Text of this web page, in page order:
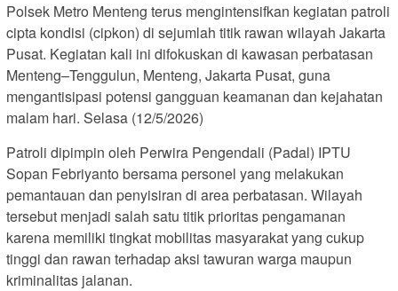
Polsek Metro Menteng terus mengintensifkan kegiatan patroli
cipta kondisi (cipkon) di sejumlah titik rawan wilayah Jakarta
Pusat. Kegiatan kali ini difokuskan di kawasan perbatasan
Menteng–Tenggulun, Menteng, Jakarta Pusat, guna
mengantisipasi potensi gangguan keamanan dan kejahatan
malam hari. Selasa (12/5/2026)
Patroli dipimpin oleh Perwira Pengendali (Padal) IPTU
Sopan Febriyanto bersama personel yang melakukan
pemantauan dan penyisiran di area perbatasan. Wilayah
tersebut menjadi salah satu titik prioritas pengamanan
karena memiliki tingkat mobilitas masyarakat yang cukup
tinggi dan rawan terhadap aksi tawuran warga maupun
kriminalitas jalanan.